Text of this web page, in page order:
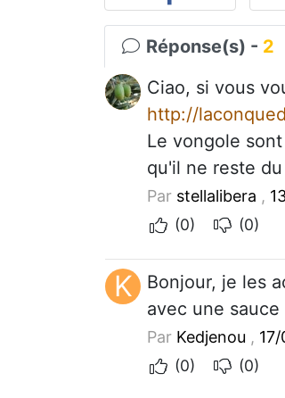
Réponse(s) - 2
Ciao, si vous
http://
Le vongole
qu'il ne reste
Par stellalibera ,
(0)
(0)
K
Bonjour, je les
avec une
Par Kedjenou ,
(0)
(0)